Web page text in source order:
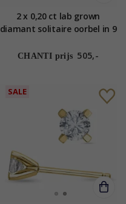
2 x 0,20 ct lab grown
diamant solitaire oorbel in 9
diamant
CHANTI prijs 505,-
SALE